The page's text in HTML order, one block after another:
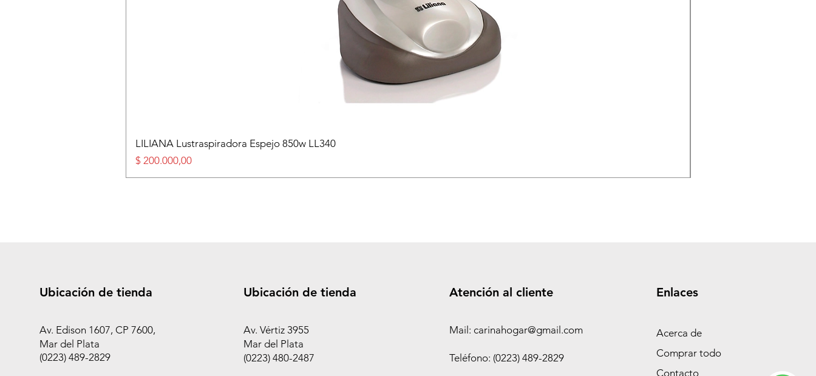
LILIANA Lustraspiradora Espejo 850w LL340
Precio
$ 200.000,00
Ubicación de tienda
Av. Edison 1607, CP 7600,
Mar del Plata
(0223) 489-2829
Ubicación de tienda
Av. Vértiz 3955
Mar del Plata
(0223) 480-2487
Atención al cliente
Mail: carinahogar@gmail.com
Teléfono: (0223) 489-2829
Enlaces
Acerca de
Comprar todo
Contacto